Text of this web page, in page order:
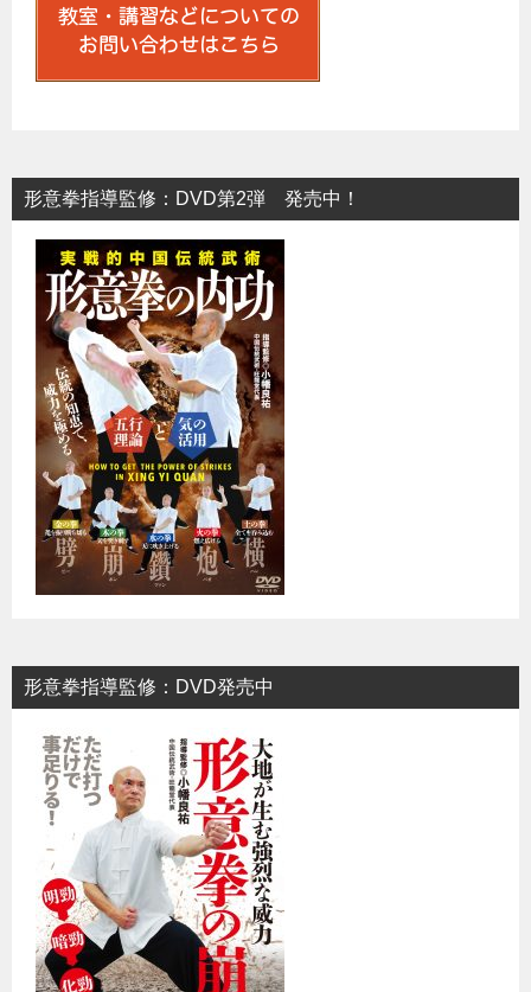
形意拳指導監修：DVD第2弾 発売中！
形意拳指導監修：DVD発売中